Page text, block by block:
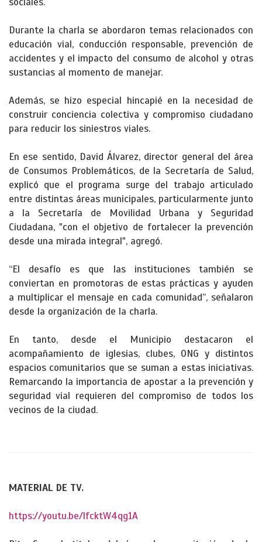
Durante la charla se abordaron temas relacionados con
educación vial, conducción responsable, prevención de
accidentes y el impacto del consumo de alcohol y otras
sustancias al momento de manejar.
Además, se hizo especial hincapié en la necesidad de
construir conciencia colectiva y compromiso ciudadano
para reducir los siniestros viales.
En ese sentido, David Álvarez, director general del área
de Consumos Problemáticos, de la Secretaría de Salud,
explicó que el programa surge del trabajo articulado
entre distintas áreas municipales, particularmente junto
a la Secretaría de Movilidad Urbana y Seguridad
Ciudadana, "con el objetivo de fortalecer la prevención
desde una mirada integral", agregó.
“El desafío es que las instituciones también se
conviertan en promotoras de estas prácticas y ayuden
a multiplicar el mensaje en cada comunidad”, señalaron
desde la organización de la charla.
En tanto, desde el Municipio destacaron el
acompañamiento de iglesias, clubes, ONG y distintos
espacios comunitarios que se suman a estas iniciativas.
Remarcando la importancia de apostar a la prevención y
seguridad vial requieren del compromiso de todos los
vecinos de la ciudad.
MATERIAL DE TV.
https://youtu.be/lfcktW4qg1A